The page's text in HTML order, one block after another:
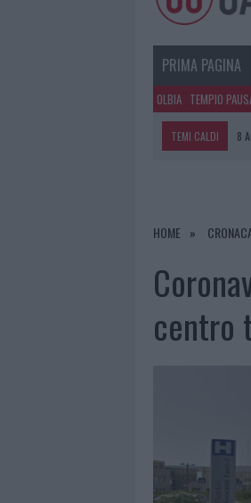
PRIMA PAGINA
OLBIA TEMPIO
TEMI CALDI 8
8 AGOSTO 2026
|
8 AGOSTO 2026 |
HOME
centro